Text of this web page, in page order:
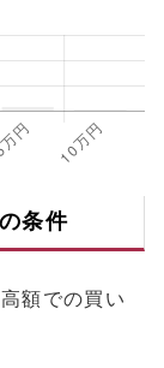
条件
額での買い